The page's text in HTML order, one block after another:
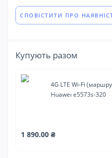
СПОВІСТИТИ ПРО
Купують разом
4G LTE Wi-Fi
Huawei e5573s-320
1 890.00 ₴